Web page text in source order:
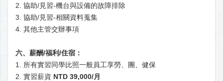
2. 協助/見習-機台與設備的故障排除
3. 協助/見習-相關資料蒐集
4. 其他主管交辦事項
六、薪酬/福利/住宿：
1. 所有實習同學比照一般員工享勞、團、健保
2. 實習薪資 NTD 39,000/月